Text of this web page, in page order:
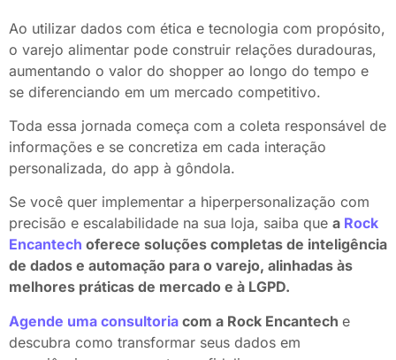
Ao utilizar dados com ética e tecnologia com propósito,
o varejo alimentar pode construir relações duradouras,
aumentando o valor do shopper ao longo do tempo e
se diferenciando em um mercado competitivo.
Toda essa jornada começa com a coleta responsável de
informações e se concretiza em cada interação
personalizada, do app à gôndola.
Se você quer implementar a hiperpersonalização com
precisão e escalabilidade na sua loja, saiba que a Rock
Encantech oferece soluções completas de inteligência
de dados e automação para o varejo, alinhadas às
melhores práticas de mercado e à LGPD.
Agende uma consultoria com a Rock Encantech e
descubra como transformar seus dados em